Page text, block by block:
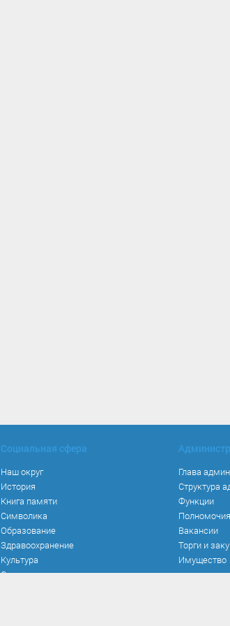
Социальная сфера
Наш округ
История
Книга памяти
Символика
Образование
Здравоохранение
Культура
Спорт
Глава
Структура
Функции
Полномочия
Вакансии
Торги и
Имущество